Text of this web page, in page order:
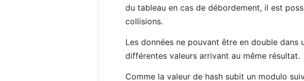
du tableau en cas de débordement, il est
collisions.
Les données ne pouvant être en double
différentes valeurs arrivant au même résultat.
Comme la valeur de hash subit un modulo